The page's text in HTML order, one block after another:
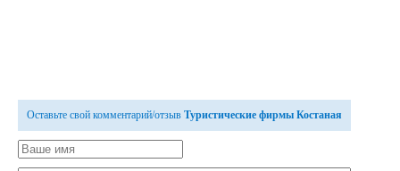
Оставьте свой комментарий/отзыв Туристические фирмы Костаная